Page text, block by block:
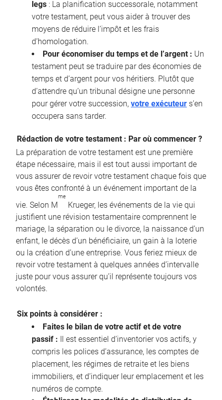
legs : La planification successorale, notamment
votre testament, peut vous aider à trouver des
moyens de réduire l’impôt et les frais
d’homologation.
Pour économiser du temps et de l’argent : Un
testament peut se traduire par des économies de
temps et d’argent pour vos héritiers. Plutôt que
d’attendre qu’un tribunal désigne une personne
pour gérer votre succession, votre exécuteur s’en
occupera sans tarder.
Rédaction de votre testament : Par où commencer ?
La préparation de votre testament est une première
étape nécessaire, mais il est tout aussi important de
vous assurer de revoir votre testament chaque fois que
vous êtes confronté à un événement important de la
vie. Selon M
me
Krueger, les événements de la vie qui
justifient une révision testamentaire comprennent le
mariage, la séparation ou le divorce, la naissance d’un
enfant, le décès d’un bénéficiaire, un gain à la loterie
ou la création d’une entreprise. Vous feriez mieux de
revoir votre testament à quelques années d’intervalle
juste pour vous assurer qu’il représente toujours vos
volontés.
Six points à considérer :
Faites le bilan de votre actif et de votre
passif : Il est essentiel d’inventorier vos actifs, y
compris les polices d’assurance, les comptes de
placement, les régimes de retraite et les biens
immobiliers, et d’indiquer leur emplacement et les
numéros de compte.